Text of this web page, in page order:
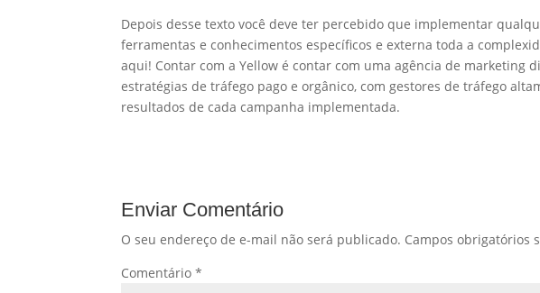
Depois desse texto você deve ter percebido que implementar
ferramentas e conhecimentos específicos e externa toda a
aqui! Contar com a Yellow é contar com uma agência de marketing
estratégias de tráfego pago e orgânico, com gestores de tráfego
resultados de cada campanha implementada.
Enviar Comentário
O seu endereço de e-mail não será publicado. Campos obrigatórios
Comentário*